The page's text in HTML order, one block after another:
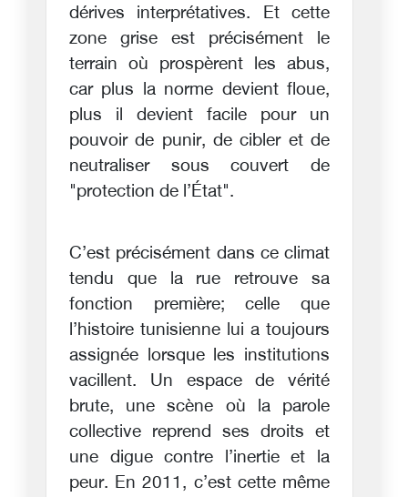
dérives interprétatives. Et cette
zone grise est précisément le
terrain où prospèrent les abus,
car plus la norme devient floue,
plus il devient facile pour un
pouvoir de punir, de cibler et de
neutraliser sous couvert de
"protection de l’État".
C’est précisément dans ce climat
tendu que la rue retrouve sa
fonction première; celle que
l’histoire tunisienne lui a toujours
assignée lorsque les institutions
vacillent. Un espace de vérité
brute, une scène où la parole
collective reprend ses droits et
une digue contre l’inertie et la
peur. En 2011, c’est cette même